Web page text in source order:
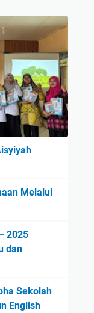
Melalui
2025
dan
Sekolah
English